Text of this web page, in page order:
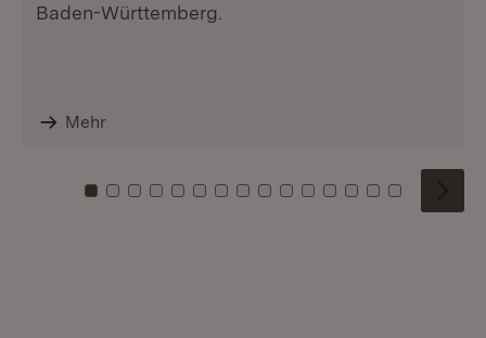
Baden-Württemberg.
Mehr
Zu Kachel: 0
Zu Kachel: 1
Zu Kachel: 2
Zu Kachel: 3
Zu Kachel: 4
Zu Kachel: 5
Zu Kachel: 6
Zu Kachel: 7
Zu Kachel: 8
Zu Kachel: 9
Zu Kachel: 10
Zu Kachel: 11
Zu Kachel: 12
Zu Kachel:
Zu